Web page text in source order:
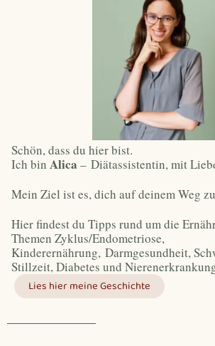
Schön, dass du hier bist.
Ich bin Alica – Diätassistentin, mit
Mein Ziel ist es, dich auf deinem Weg
Hier findest du Tipps rund um die
Themen Zyklus/Endometriose,
Kinderernährung, Darmgesundheit,
Stillzeit, Diabetes und
Lies hier meine Geschichte